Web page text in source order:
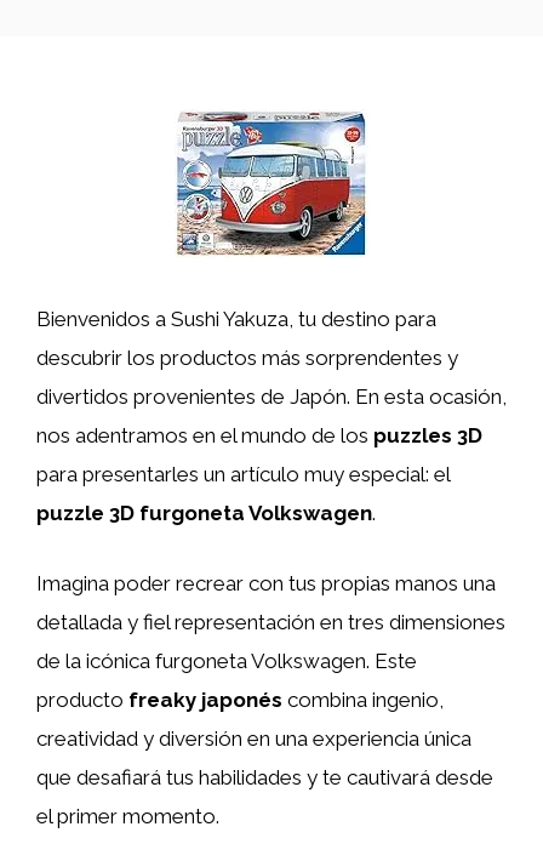
Bienvenidos a Sushi Yakuza, tu destino para
descubrir los productos más sorprendentes y
divertidos provenientes de Japón. En esta ocasión,
nos adentramos en el mundo de los puzzles 3D
para presentarles un artículo muy especial: el
puzzle 3D furgoneta Volkswagen.
Imagina poder recrear con tus propias manos una
detallada y fiel representación en tres dimensiones
de la icónica furgoneta Volkswagen. Este
producto freaky japonés combina ingenio,
creatividad y diversión en una experiencia única
que desafiará tus habilidades y te cautivará desde
el primer momento.